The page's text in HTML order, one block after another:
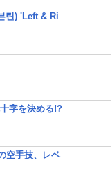
틴) 'Left & Ri
字を決める!?
空手技、レベ